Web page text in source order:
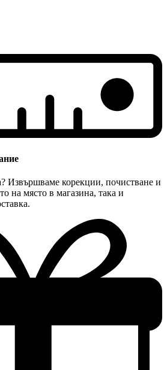
Извършваме корекции, почистване и
на място в магазина, така и